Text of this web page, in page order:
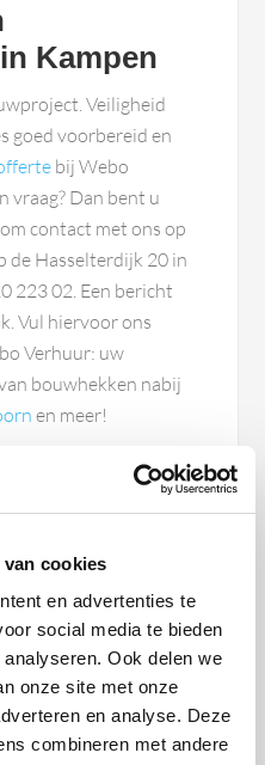
cookies
en advertenties te
social media te bieden
Ook delen we
onze site met onze
en analyse. Deze
combineren met andere
Kampen
Veiligheid
goed voorbereid en
bij Webo
vraag? Dan bent u
contact met ons op
de Hasselterdijk 20 in
223 02. Een bericht
Vul hiervoor ons
Verhuur: uw
bouwhekken nabij
en meer!
dranghekken
, enhouten